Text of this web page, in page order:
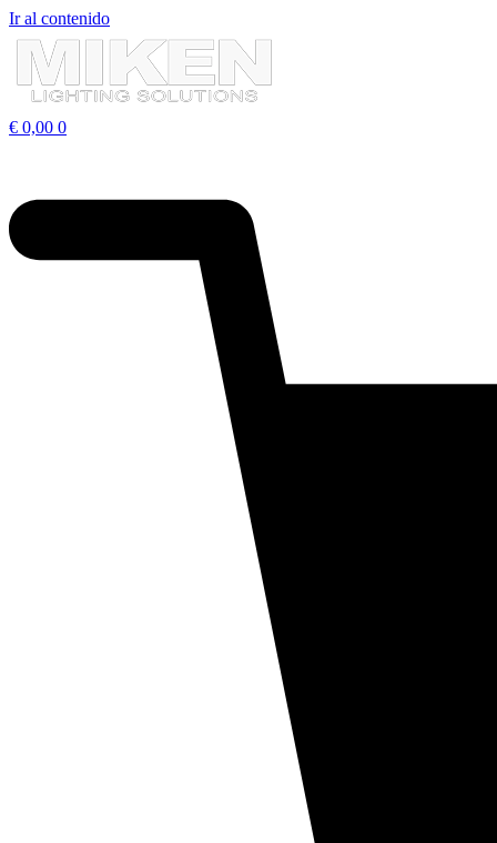
Ir al contenido
€ 0,00 0